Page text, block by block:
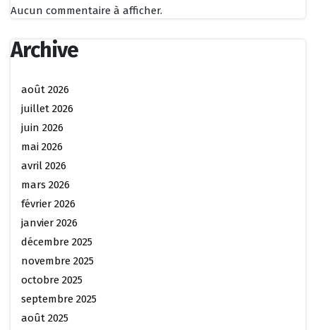
Aucun commentaire à afficher.
Archive
août 2026
juillet 2026
juin 2026
mai 2026
avril 2026
mars 2026
février 2026
janvier 2026
décembre 2025
novembre 2025
octobre 2025
septembre 2025
août 2025